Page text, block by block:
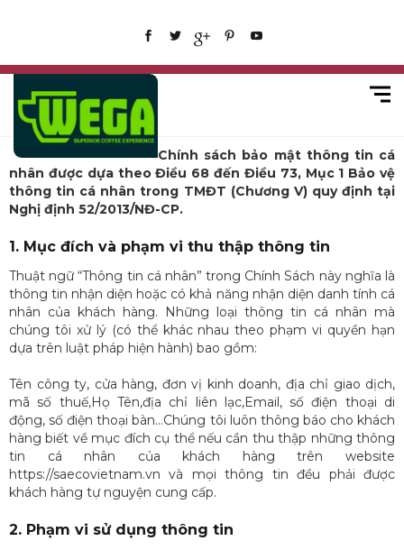
Chính sách bảo mật thông tin cá
nhân được dựa theo Điều 68 đến Điều 73, Mục 1 Bảo vệ
thông tin cá nhân trong TMĐT (Chương V) quy định tại
Nghị định 52/2013/NĐ-CP.
1. Mục đích và phạm vi thu thập thông tin
Thuật ngữ “Thông tin cá nhân” trong Chính Sách này nghĩa là
thông tin nhận diện hoặc có khả năng nhận diện danh tính cá
nhân của khách hàng. Những loại thông tin cá nhân mà
chúng tôi xử lý (có thể khác nhau theo phạm vi quyền hạn
dựa trên luật pháp hiện hành) bao gồm:
Tên công ty, cửa hàng, đơn vị kinh doanh, địa chỉ giao dịch,
mã số thuế,Họ Tên,địa chỉ liên lạc,Email, số điện thoại di
động, số điện thoại bàn…Chúng tôi luôn thông báo cho khách
hàng biết về mục đích cụ thể nếu cần thu thập những thông
tin cá nhân của khách hàng trên website
https://saecovietnam.vn và mọi thông tin đều phải được
khách hàng tự nguyện cung cấp.
2. Phạm vi sử dụng thông tin